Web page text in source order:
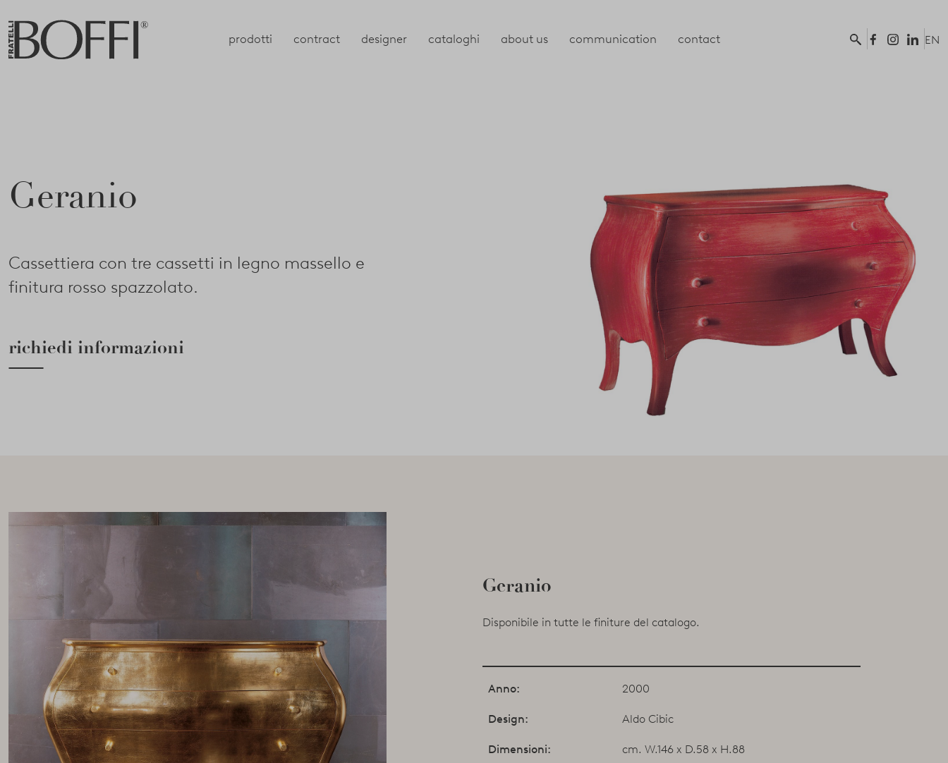
prodotti contract designer cataloghi about us communication contact EN
Geranio
Cassettiera con tre cassetti in legno massello e
finitura rosso spazzolato.
richiedi informazioni
Geranio
Disponibile in tutte le finiture del catalogo.
Anno: 2000
Design: Aldo Cibic
Dimensioni: cm. W.146 x D.58 x H.88